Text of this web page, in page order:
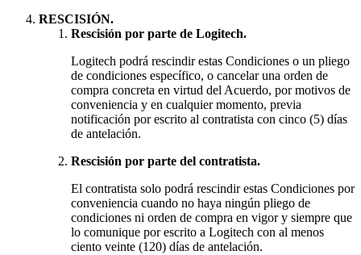
RESCISIÓN.
Rescisión por parte de Logitech.
Logitech podrá rescindir estas Condiciones o un pliego
de condiciones específico, o cancelar una orden de
compra concreta en virtud del Acuerdo, por motivos de
conveniencia y en cualquier momento, previa
notificación por escrito al contratista con cinco (5) días
de antelación.
Rescisión por parte del contratista.
El contratista solo podrá rescindir estas Condiciones por
conveniencia cuando no haya ningún pliego de
condiciones ni orden de compra en vigor y siempre que
lo comunique por escrito a Logitech con al menos
ciento veinte (120) días de antelación.